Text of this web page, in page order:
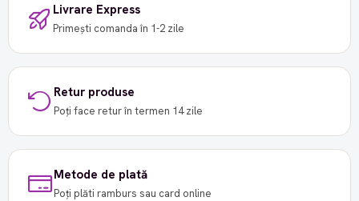
Livrare Express
Primești comanda în 1-2 zile
Retur produse
Poți face retur în termen 14 zile
Metode de plată
Poți plăti ramburs sau card online